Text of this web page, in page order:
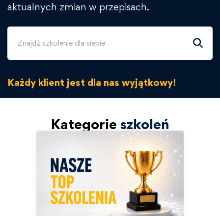
aktualnych zmian w przepisach.
Każdy klient jest dla nas wyjątkowy!
Kategorie szkoleń